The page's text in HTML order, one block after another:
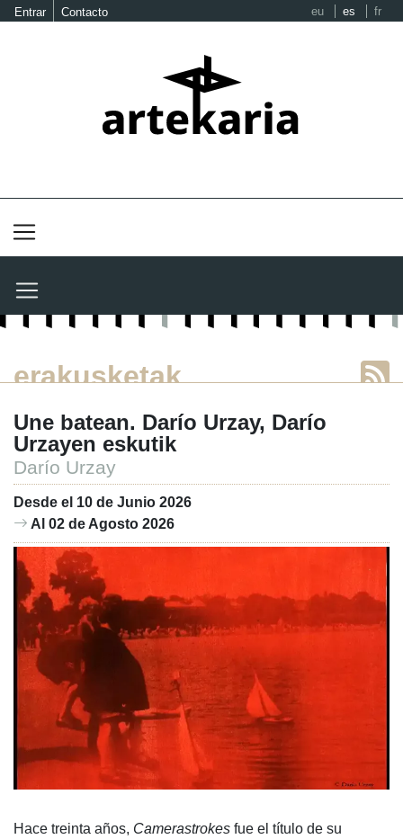
Entrar Contacto eu es fr
erakusketak
Une batean. Darío Urzay, Darío
Urzayen eskutik
Darío Urzay
Desde el 10 de Junio 2026
Al 02 de Agosto 2026
Hace treinta años, Camerastrokes fue el título de su